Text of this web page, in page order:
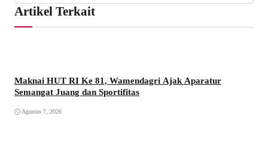
Artikel Terkait
Maknai HUT RI Ke 81, Wamendagri Ajak Aparatur
Semangat Juang dan Sportifitas
Agustus 7, 2026